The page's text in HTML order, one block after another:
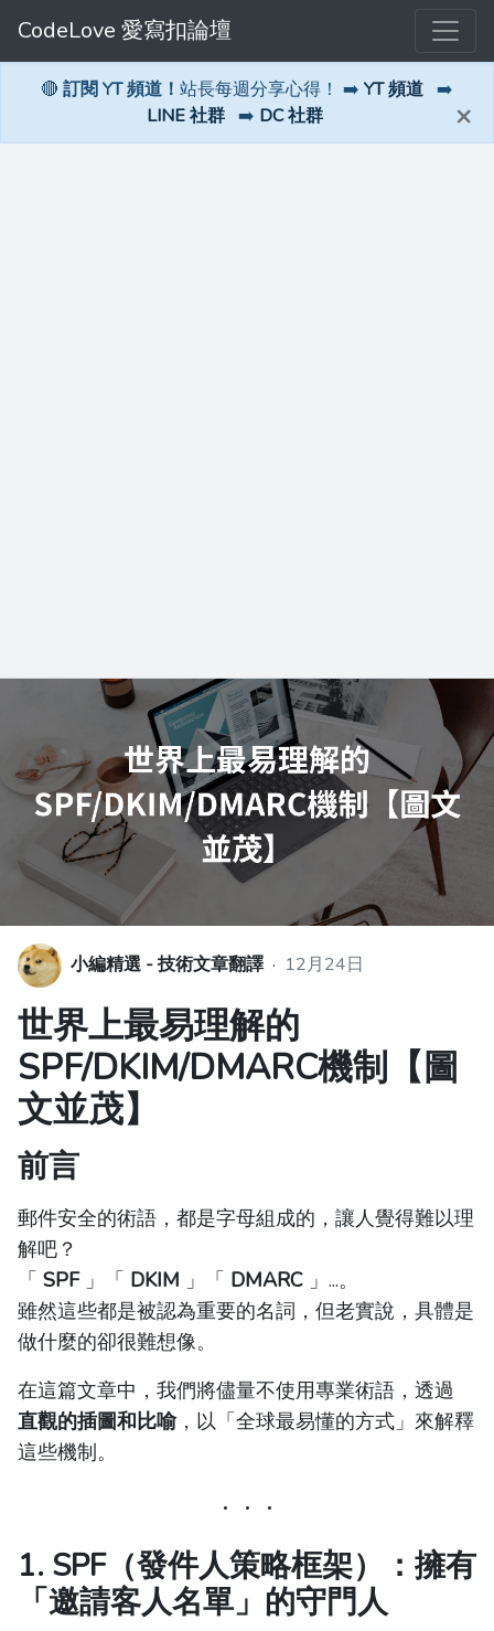
CodeLove 愛寫扣論壇
🔴 訂閱 YT 頻道！ 站長每週分享心得！ ➡️ YT 頻道 ➡️
LINE 社群 ➡️ DC 社群 ×
小編精選 - 技術文章翻譯 · 12月24日
世界上最易理解的
SPF/DKIM/DMARC機制【圖
文並茂】
前言
郵件安全的術語，都是字母組成的，讓人覺得難以理
解吧？
「 SPF」「 DKIM 」「 DMARC 」...。
雖然這些都是被認為重要的名詞，但老實說，具體是
做什麼的卻很難想像。
在這篇文章中，我們將儘量不使用專業術語，透過
直觀的插圖和比喻，以「全球最易懂的方式」來解釋
這些機制。
1. SPF（發件人策略框架）：擁有
「邀請客人名單」的守門人